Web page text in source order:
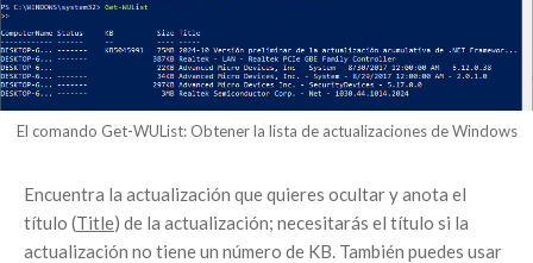
El comando Get-WUList: Obtener la lista de actualizaciones de Windows
Encuentra la actualización que quieres ocultar y anota el
título (Title) de la actualización; necesitarás el título si la
actualización no tiene un número de KB. También puedes usar